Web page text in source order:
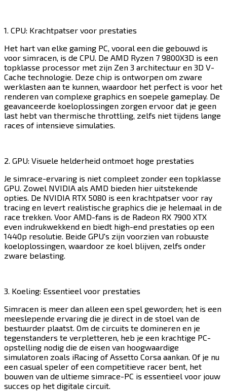
1. CPU: Krachtpatser voor prestaties​​​​‌ ‍ ​‍​‍‌‍ ‌ ​‍‌‍‍‌‌‍‌ ‌‍‍‌‌‍ ‍​‍​‍​ ‍‍​‍​‍‌ ​ ‌‍​‌‌‍ ‍‌‍‍‌‌ ‌​‌ ‍‌​‍ ‍‌‍‍‌‌‍ ​‍​‍​‍ ​​‍​‍‌‍‍​‌ ​‍‌‍‌‌‌‍‌‍​‍​‍​ ‍‍​‍​‍​‍ ‌‍​‌‌‍‌​‌‍ ‌‌‍‍‌‌‍ ‍​‍ ‌‍‍‌‌‍ ‍‌ ‌​‌‍‌‌‌‍ ‍‌ ‌​​‍ ‌‍‌‌‌‍‌​‌‍‍‌‌ ‌​​‍ ‌‍ ‌‌‍ ‌‍‌​‌‍‌‌​ ‌‌ ​​‌ ​‍‌‍‌‌‌ ​ ‌‍‌‌‌‍ ‍‌ ‌​‌‍​‌‌ ‌​‌‍‍‌‌‍ ‌‍ ‍​ ‍ ‌‍‍‌‌‍‌​​ ‌​ ‌​​ ​​​ ​‍​ ‍​‌‍​ ​ ‌‍​ ‌‍‌‍​‍​‍ ‌‌‍​‌​ ‌‌​ ‌ ‌‍‌‌​‍ ‌​ ‌​​ ‌‍​ ‌‍​ ​‌​‍ ‌​ ‍​‌‍​‍​ ‍‌​ ‍​​‍ ‌‌‍​‍​ ‍​​ ‍​‌‍‌‍​ ​ ​ ​​​ ​​​ ‍​​ ‌​​ ​​‌‍​ ​ ‍​​ ‍ ‌ ‌​‌ ‍‌‌ ​​‌‍‌‌​ ‌‌‍​‍‌ ‌‌‌‍‍‌‌‍ ​‌‍‌​​ ‍ ‌ ​​‌‍​‌‌ ‌​‌‍‍​​ ‌‌‍‍‌​ ​‌​ ‍​‌‍ ‍‌‌ ‌‍ ​‌‍ ‌‍ ‍‌‍‌ ‌‌ ‌‍‌​‌‍‌‌‌ ​ ‌‍​ ​‍‌‌​ ‌‌‌​​‍‌‌ ‌‍‍ ‌‍‌‌‌ ‍‌​‍‌‌​ ​ ‌​‌​​‍‌‌​ ​ ‌​‌​​‍‌‌​ ​‍​ ​‍‌‍ ‍‌‍ ​​‍‌‌​ ​‍​ ​‍​‍‌‌​ ‌‌‌​‌​​‍ ‍‌ ‌‍‌‍​‌‌‍ ​‌ ‌‌‌‍‌‌​‍‌‌​ ‌‌‌​​‍‌‌ ‌‍‍ ‌‍‌‌‌ ‍‌​‍‌‌​ ​ ‌​‌​​‍‌‌​ ​ ‌​‌​​‍‌‌​ ​‍​ ​‍​ ‍​‌‍​‍​ ‌​​ ‌‌​ ‍​​ ‍‌‌‍‌​​ ‍​​ ​​‌‍‌‌​ ​ ​ ‌​​‍‌‌​ ​‍​ ​‍​‍‌‌​ ‌‌‌​‌​​‍ ‍‌‍​ ‌‍‍​‌‍‍‌‌‍ ​‌‍‌​‌ ​‍‌‍‌‌‌‍ ‍​‍‌‌​ ‌‌‌​​‍‌‌ ‌‍‍ ‌‍‌‌‌ ‍‌​‍‌‌​ ​ ‌​‌​​‍‌‌​ ​ ‌​‌​​‍‌‌​ ​‍​ ​‍​ ​ ‌‍‌​​ ‌​​ ‌‌​ ​​‌‍​‌‌‍‌‍‌‍‌‌​ ‌‌​ ​​‌‍​‌​ ‍‌​‍‌‌​ ​‍​ ​‍​‍‌‌​ ‌‌‌​‌​​‍ ‍‌ ‌​‌‍‌‌‌ ‍​‌ ‌​​ ‌‍​‍‌‍​‌‌ ​ ‌‍‌‌‌‌‌‌‌ ​‍‌‍ ​​ ‌​‍‌‌​ ​‍‌​‌‍‌‍​‌‌‍‌​‌‍ ‌‌‍‍‌‌‍ ‍​‍‌‍‌‍‍‌‌‍‌​​ ‌​ ‌​​ ​​​ ​‍​ ‍​‌‍​ ​ ‌‍​ ‌‍‌‍​‍​‍ ‌‌‍​‌​ ‌‌​ ‌ ‌‍‌‌​‍ ‌​ ‌​​ ‌‍​ ‌‍​ ​‌​‍ ‌​ ‍​‌‍​‍​ ‍‌​ ‍​​‍ ‌‌‍​‍​ ‍​​ ‍​‌‍‌‍​ ​ ​ ​​​ ​​​ ‍​​ ‌​​ ​​‌‍​ ​ ‍​​‍‌‍‌ ‌​‌ ‍‌‌ ​​‌‍‌‌​ ‌‌‍​‍‌ ‌‌‌‍‍‌‌‍ ​‌‍‌​​‍‌‍‌ ​​‌‍​‌‌ ‌​‌‍‍​​ ‌‌‍‍‌​ ​‌​ ‍​‌‍ ‍‌‌ ‌‍ ​‌‍ ‌‍ ‍‌‍‌ ‌‌ ‌‍‌​‌‍‌‌‌ ​ ‌‍​ ​‍‌‌​ ‌‌‌​​‍‌‌ ‌‍‍ ‌‍‌‌‌ ‍‌​‍‌‌​ ​ ‌​‌​​‍‌‌​ ​ ‌​‌​​‍‌‌​ ​‍​ ​‍‌‍ ‍‌‍ ​​‍‌‌​ ​‍​ ​‍​‍‌‌​ ‌‌‌​‌​​‍ ‍‌ ‌‍‌‍​‌‌‍ ​‌ ‌‌‌‍‌‌​‍‌‌​ ‌‌‌​​‍‌‌ ‌‍‍ ‌‍‌‌‌ ‍‌​‍‌‌​ ​ ‌​‌​​‍‌‌​ ​ ‌​‌​​‍‌‌​ ​‍​ ​‍​ ‍​‌‍​‍​ ‌​​ ‌‌​ ‍​​ ‍‌‌‍‌​​ ‍​​ ​​‌‍‌‌​ ​ ​ ‌​​‍‌‌​ ​‍​ ​‍​‍‌‌​ ‌‌‌​‌​​‍ ‍‌‍​ ‌‍‍​‌‍‍‌‌‍ ​‌‍‌​‌ ​‍‌‍‌‌‌‍ ‍​‍‌‌​ ‌‌‌​​‍‌‌ ‌‍‍ ‌‍‌‌‌ ‍‌​‍‌‌​ ​ ‌​‌​​‍‌‌​ ​ ‌​‌​​‍‌‌​ ​‍​ ​‍​ ​ ‌‍‌​​ ‌​​ ‌‌​ ​​‌‍​‌‌‍‌‍‌‍‌‌​ ‌‌​ ​​‌‍​‌​ ‍‌​‍‌‌​ ​‍​ ​‍​‍‌‌​ ‌‌‌​‌​​‍ ‍‌ ‌​‌‍‌‌‌ ‍​‌ ‌​​‍‌‍‌ ​​‌‍‌‌‌ ​‍‌ ​ ‌ ​​‌‍‌‌‌‍​ ‌ ‌​‌‍‍‌‌ ‌‍‌‍‌‌​ ‌‌ ​​‌ ‌‌‌‍​‍‌‍ ​‌‍‍‌‌ ​ ‌‍‍​‌‍‌‌‌‍‌​​‍​‍‌ ‌
Het hart van elke gaming PC, vooral een die gebouwd is
voor simracen, is de CPU. De AMD Ryzen 7 9800X3D is een
topklasse processor met zijn Zen 3 architectuur en 3D V-
Cache technologie. Deze chip is ontworpen om zware
werklasten aan te kunnen, waardoor het perfect is voor het
renderen van complexe graphics en soepele gameplay. De
geavanceerde koeloplossingen zorgen ervoor dat je geen
last hebt van thermische throttling, zelfs niet tijdens lange
races of intensieve simulaties.​​​​‌ ‍ ​‍​‍‌‍ ‌ ​‍‌‍‍‌‌‍‌ ‌‍‍‌‌‍ ‍​‍​‍​ ‍‍​‍​‍‌ ​ ‌‍​‌‌‍ ‍‌‍‍‌‌ ‌​‌ ‍‌​‍ ‍‌‍‍‌‌‍ ​‍​‍​‍ ​​‍​‍‌‍‍​‌ ​‍‌‍‌‌‌‍‌‍​‍​‍​ ‍‍​‍​‍​‍ ‌‍​‌‌‍‌​‌‍ ‌‌‍‍‌‌‍ ‍​‍ ‌‍‍‌‌‍ ‍‌ ‌​‌‍‌‌‌‍ ‍‌ ‌​​‍ ‌‍‌‌‌‍‌​‌‍‍‌‌ ‌​​‍ ‌‍ ‌‌‍ ‌‍‌​‌‍‌‌​ ‌‌ ​​‌ ​‍‌‍‌‌‌ ​ ‌‍‌‌‌‍ ‍‌ ‌​‌‍​‌‌ ‌​‌‍‍‌‌‍ ‌‍ ‍​ ‍ ‌‍‍‌‌‍‌​​ ‌​ ‌​​ ​​​ ​‍​ ‍​‌‍​ ​ ‌‍​ ‌‍‌‍​‍​‍ ‌‌‍​‌​ ‌‌​ ‌ ‌‍‌‌​‍ ‌​ ‌​​ ‌‍​ ‌‍​ ​‌​‍ ‌​ ‍​‌‍​‍​ ‍‌​ ‍​​‍ ‌‌‍​‍​ ‍​​ ‍​‌‍‌‍​ ​ ​ ​​​ ​​​ ‍​​ ‌​​ ​​‌‍​ ​ ‍​​ ‍ ‌ ‌​‌ ‍‌‌ ​​‌‍‌‌​ ‌‌‍​‍‌ ‌‌‌‍‍‌‌‍ ​‌‍‌​​ ‍ ‌ ​​‌‍​‌‌ ‌​‌‍‍​​ ‌‌‍‍‌​ ​‌​ ‍​‌‍ ‍‌‌ ‌‍ ​‌‍ ‌‍ ‍‌‍‌ ‌‌ ‌‍‌​‌‍‌‌‌ ​ ‌‍​ ​‍‌‌​ ‌‌‌​​‍‌‌ ‌‍‍ ‌‍‌‌‌ ‍‌​‍‌‌​ ​ ‌​‌​​‍‌‌​ ​ ‌​‌​​‍‌‌​ ​‍​ ​‍‌‍ ‍‌‍ ​​‍‌‌​ ​‍​ ​‍​‍‌‌​ ‌‌‌​‌​​‍ ‍‌ ‌‍‌‍​‌‌‍ ​‌ ‌‌‌‍‌‌​‍‌‌​ ‌‌‌​​‍‌‌ ‌‍‍ ‌‍‌‌‌ ‍‌​‍‌‌​ ​ ‌​‌​​‍‌‌​ ​ ‌​‌​​‍‌‌​ ​‍​ ​‍‌‍‌‍‌‍​ ​ ‍‌‌‍‌​‌‍​ ​ ‌​‌‍​‌‌‍​ ‌‍​‌​ ​ ​ ‌​​ ‍‌​‍‌‌​ ​‍​ ​‍​‍‌‌​ ‌‌‌​‌​​‍ ‍‌‍​ ‌‍‍​‌‍‍‌‌‍ ​‌‍‌​‌ ​‍‌‍‌‌‌‍ ‍​‍‌‌​ ‌‌‌​​‍‌‌ ‌‍‍ ‌‍‌‌‌ ‍‌​‍‌‌​ ​ ‌​‌​​‍‌‌​ ​ ‌​‌​​‍‌‌​ ​‍​ ​‍​ ‍​​ ‌ ‌‍‌​‌‍​‍​ ​‌‌‍​‌​ ​‍​ ​ ​ ​ ‌‍​‌‌‍​‍​ ​‌​‍‌‌​ ​‍​ ​‍​‍‌‌​ ‌‌‌​‌​​‍ ‍‌ ‌​‌‍‌‌‌ ‍​‌ ‌​​ ‌‍​‍‌‍​‌‌ ​ ‌‍‌‌‌‌‌‌‌ ​‍‌‍ ​​ ‌​‍‌‌​ ​‍‌​‌‍‌‍​‌‌‍‌​‌‍ ‌‌‍‍‌‌‍ ‍​‍‌‍‌‍‍‌‌‍‌​​ ‌​ ‌​​ ​​​ ​‍​ ‍​‌‍​ ​ ‌‍​ ‌‍‌‍​‍​‍ ‌‌‍​‌​ ‌‌​ ‌ ‌‍‌‌​‍ ‌​ ‌​​ ‌‍​ ‌‍​ ​‌​‍ ‌​ ‍​‌‍​‍​ ‍‌​ ‍​​‍ ‌‌‍​‍​ ‍​​ ‍​‌‍‌‍​ ​ ​ ​​​ ​​​ ‍​​ ‌​​ ​​‌‍​ ​ ‍​​‍‌‍‌ ‌​‌ ‍‌‌ ​​‌‍‌‌​ ‌‌‍​‍‌ ‌‌‌‍‍‌‌‍ ​‌‍‌​​‍‌‍‌ ​​‌‍​‌‌ ‌​‌‍‍​​ ‌‌‍‍‌​ ​‌​ ‍​‌‍ ‍‌‌ ‌‍ ​‌‍ ‌‍ ‍‌‍‌ ‌‌ ‌‍‌​‌‍‌‌‌ ​ ‌‍​ ​‍‌‌​ ‌‌‌​​‍‌‌ ‌‍‍ ‌‍‌‌‌ ‍‌​‍‌‌​ ​ ‌​‌​​‍‌‌​ ​ ‌​‌​​‍‌‌​ ​‍​ ​‍‌‍ ‍‌‍ ​​‍‌‌​ ​‍​ ​‍​‍‌‌​ ‌‌‌​‌​​‍ ‍‌ ‌‍‌‍​‌‌‍ ​‌ ‌‌‌‍‌‌​‍‌‌​ ‌‌‌​​‍‌‌ ‌‍‍ ‌‍‌‌‌ ‍‌​‍‌‌​ ​ ‌​‌​​‍‌‌​ ​ ‌​‌​​‍‌‌​ ​‍​ ​‍‌‍‌‍‌‍​ ​ ‍‌‌‍‌​‌‍​ ​ ‌​‌‍​‌‌‍​ ‌‍​‌​ ​ ​ ‌​​ ‍‌​‍‌‌​ ​‍​ ​‍​‍‌‌​ ‌‌‌​‌​​‍ ‍‌‍​ ‌‍‍​‌‍‍‌‌‍ ​‌‍‌​‌ ​‍‌‍‌‌‌‍ ‍​‍‌‌​ ‌‌‌​​‍‌‌ ‌‍‍ ‌‍‌‌‌ ‍‌​‍‌‌​ ​ ‌​‌​​‍‌‌​ ​ ‌​‌​​‍‌‌​ ​‍​ ​‍​ ‍​​ ‌ ‌‍‌​‌‍​‍​ ​‌‌‍​‌​ ​‍​ ​ ​ ​ ‌‍​‌‌‍​‍​ ​‌​‍‌‌​ ​‍​ ​‍​‍‌‌​ ‌‌‌​‌​​‍ ‍‌ ‌​‌‍‌‌‌ ‍​‌ ‌​​‍‌‍‌ ​​‌‍‌‌‌ ​‍‌ ​ ‌ ​​‌‍‌‌‌‍​ ‌ ‌​‌‍‍‌‌ ‌‍‌‍‌‌​ ‌‌ ​​‌ ‌‌‌‍​‍‌‍ ​‌‍‍‌‌ ​ ‌‍‍​‌‍‌‌‌‍‌​​‍​‍‌ ‌
2. GPU: Visuele helderheid ontmoet hoge prestaties​​​​‌ ‍ ​‍​‍‌‍ ‌ ​‍‌‍‍‌‌‍‌ ‌‍‍‌‌‍ ‍​‍​‍​ ‍‍​‍​‍‌ ​ ‌‍​‌‌‍ ‍‌‍‍‌‌ ‌​‌ ‍‌​‍ ‍‌‍‍‌‌‍ ​‍​‍​‍ ​​‍​‍‌‍‍​‌ ​‍‌‍‌‌‌‍‌‍​‍​‍​ ‍‍​‍​‍​‍ ‌‍​‌‌‍‌​‌‍ ‌‌‍‍‌‌‍ ‍​‍ ‌‍‍‌‌‍ ‍‌ ‌​‌‍‌‌‌‍ ‍‌ ‌​​‍ ‌‍‌‌‌‍‌​‌‍‍‌‌ ‌​​‍ ‌‍ ‌‌‍ ‌‍‌​‌‍‌‌​ ‌‌ ​​‌ ​‍‌‍‌‌‌ ​ ‌‍‌‌‌‍ ‍‌ ‌​‌‍​‌‌ ‌​‌‍‍‌‌‍ ‌‍ ‍​ ‍ ‌‍‍‌‌‍‌​​ ‌​ ‌​​ ​​​ ​‍​ ‍​‌‍​ ​ ‌‍​ ‌‍‌‍​‍​‍ ‌‌‍​‌​ ‌‌​ ‌ ‌‍‌‌​‍ ‌​ ‌​​ ‌‍​ ‌‍​ ​‌​‍ ‌​ ‍​‌‍​‍​ ‍‌​ ‍​​‍ ‌‌‍​‍​ ‍​​ ‍​‌‍‌‍​ ​ ​ ​​​ ​​​ ‍​​ ‌​​ ​​‌‍​ ​ ‍​​ ‍ ‌ ‌​‌ ‍‌‌ ​​‌‍‌‌​ ‌‌‍​‍‌ ‌‌‌‍‍‌‌‍ ​‌‍‌​​ ‍ ‌ ​​‌‍​‌‌ ‌​‌‍‍​​ ‌‌‍‍‌​ ​‌​ ‍​‌‍ ‍‌‌ ‌‍ ​‌‍ ‌‍ ‍‌‍‌ ‌‌ ‌‍‌​‌‍‌‌‌ ​ ‌‍​ ​‍‌‌​ ‌‌‌​​‍‌‌ ‌‍‍ ‌‍‌‌‌ ‍‌​‍‌‌​ ​ ‌​‌​​‍‌‌​ ​ ‌​‌​​‍‌‌​ ​‍​ ​‍‌‍ ‍‌‍ ​​‍‌‌​ ​‍​ ​‍​‍‌‌​ ‌‌‌​‌​​‍ ‍‌ ‌‍‌‍​‌‌‍ ​‌ ‌‌‌‍‌‌​‍‌‌​ ‌‌‌​​‍‌‌ ‌‍‍ ‌‍‌‌‌ ‍‌​‍‌‌​ ​ ‌​‌​​‍‌‌​ ​ ‌​‌​​‍‌‌​ ​‍​ ​‍​ ‍​​ ‌ ‌‍​ ​ ‌​​ ​ ​ ‍​‌‍‌​​ ‌ ​ ‍‌‌‍‌‌​ ‍​​ ​‌​‍‌‌​ ​‍​ ​‍​‍‌‌​ ‌‌‌​‌​​‍ ‍‌‍​ ‌‍‍​‌‍‍‌‌‍ ​‌‍‌​‌ ​‍‌‍‌‌‌‍ ‍​‍‌‌​ ‌‌‌​​‍‌‌ ‌‍‍ ‌‍‌‌‌ ‍‌​‍‌‌​ ​ ‌​‌​​‍‌‌​ ​ ‌​‌​​‍‌‌​ ​‍​ ​‍‌‍​‍‌‍​‌‌‍​‌​ ‍​‌‍​‌​ ​​​ ​‌​ ‌‌​ ‍‌​ ‌ ​ ​ ​ ‍‌​‍‌‌​ ​‍​ ​‍​‍‌‌​ ‌‌‌​‌​​‍ ‍‌ ‌​‌‍‌‌‌ ‍​‌ ‌​​ ‌‍​‍‌‍​‌‌ ​ ‌‍‌‌‌‌‌‌‌ ​‍‌‍ ​​ ‌​‍‌‌​ ​‍‌​‌‍‌‍​‌‌‍‌​‌‍ ‌‌‍‍‌‌‍ ‍​‍‌‍‌‍‍‌‌‍‌​​ ‌​ ‌​​ ​​​ ​‍​ ‍​‌‍​ ​ ‌‍​ ‌‍‌‍​‍​‍ ‌‌‍​‌​ ‌‌​ ‌ ‌‍‌‌​‍ ‌​ ‌​​ ‌‍​ ‌‍​ ​‌​‍ ‌​ ‍​‌‍​‍​ ‍‌​ ‍​​‍ ‌‌‍​‍​ ‍​​ ‍​‌‍‌‍​ ​ ​ ​​​ ​​​ ‍​​ ‌​​ ​​‌‍​ ​ ‍​​‍‌‍‌ ‌​‌ ‍‌‌ ​​‌‍‌‌​ ‌‌‍​‍‌ ‌‌‌‍‍‌‌‍ ​‌‍‌​​‍‌‍‌ ​​‌‍​‌‌ ‌​‌‍‍​​ ‌‌‍‍‌​ ​‌​ ‍​‌‍ ‍‌‌ ‌‍ ​‌‍ ‌‍ ‍‌‍‌ ‌‌ ‌‍‌​‌‍‌‌‌ ​ ‌‍​ ​‍‌‌​ ‌‌‌​​‍‌‌ ‌‍‍ ‌‍‌‌‌ ‍‌​‍‌‌​ ​ ‌​‌​​‍‌‌​ ​ ‌​‌​​‍‌‌​ ​‍​ ​‍‌‍ ‍‌‍ ​​‍‌‌​ ​‍​ ​‍​‍‌‌​ ‌‌‌​‌​​‍ ‍‌ ‌‍‌‍​‌‌‍ ​‌ ‌‌‌‍‌‌​‍‌‌​ ‌‌‌​​‍‌‌ ‌‍‍ ‌‍‌‌‌ ‍‌​‍‌‌​ ​ ‌​‌​​‍‌‌​ ​ ‌​‌​​‍‌‌​ ​‍​ ​‍​ ‍​​ ‌ ‌‍​ ​ ‌​​ ​ ​ ‍​‌‍‌​​ ‌ ​ ‍‌‌‍‌‌​ ‍​​ ​‌​‍‌‌​ ​‍​ ​‍​‍‌‌​ ‌‌‌​‌​​‍ ‍‌‍​ ‌‍‍​‌‍‍‌‌‍ ​‌‍‌​‌ ​‍‌‍‌‌‌‍ ‍​‍‌‌​ ‌‌‌​​‍‌‌ ‌‍‍ ‌‍‌‌‌ ‍‌​‍‌‌​ ​ ‌​‌​​‍‌‌​ ​ ‌​‌​​‍‌‌​ ​‍​ ​‍‌‍​‍‌‍​‌‌‍​‌​ ‍​‌‍​‌​ ​​​ ​‌​ ‌‌​ ‍‌​ ‌ ​ ​ ​ ‍‌​‍‌‌​ ​‍​ ​‍​‍‌‌​ ‌‌‌​‌​​‍ ‍‌ ‌​‌‍‌‌‌ ‍​‌ ‌​​‍‌‍‌ ​​‌‍‌‌‌ ​‍‌ ​ ‌ ​​‌‍‌‌‌‍​ ‌ ‌​‌‍‍‌‌ ‌‍‌‍‌‌​ ‌‌ ​​‌ ‌‌‌‍​‍‌‍ ​‌‍‍‌‌ ​ ‌‍‍​‌‍‌‌‌‍‌​​‍​‍‌ ‌
Je simrace-ervaring is niet compleet zonder een topklasse
GPU. Zowel NVIDIA als AMD bieden hier uitstekende
opties. De NVIDIA RTX 5080 is een krachtpatser voor ray
tracing en levert realistische graphics die je helemaal in de
race trekken. Voor AMD-fans is de Radeon RX 7900 XTX
even indrukwekkend en biedt high-end prestaties op een
1440p resolutie. Beide GPU's zijn voorzien van robuuste
koeloplossingen, waardoor ze koel blijven, zelfs onder
zware belasting.​​​​‌ ‍ ​‍​‍‌‍ ‌ ​‍‌‍‍‌‌‍‌ ‌‍‍‌‌‍ ‍​‍​‍​ ‍‍​‍​‍‌ ​ ‌‍​‌‌‍ ‍‌‍‍‌‌ ‌​‌ ‍‌​‍ ‍‌‍‍‌‌‍ ​‍​‍​‍ ​​‍​‍‌‍‍​‌ ​‍‌‍‌‌‌‍‌‍​‍​‍​ ‍‍​‍​‍​‍ ‌‍​‌‌‍‌​‌‍ ‌‌‍‍‌‌‍ ‍​‍ ‌‍‍‌‌‍ ‍‌ ‌​‌‍‌‌‌‍ ‍‌ ‌​​‍ ‌‍‌‌‌‍‌​‌‍‍‌‌ ‌​​‍ ‌‍ ‌‌‍ ‌‍‌​‌‍‌‌​ ‌‌ ​​‌ ​‍‌‍‌‌‌ ​ ‌‍‌‌‌‍ ‍‌ ‌​‌‍​‌‌ ‌​‌‍‍‌‌‍ ‌‍ ‍​ ‍ ‌‍‍‌‌‍‌​​ ‌​ ‌​​ ​​​ ​‍​ ‍​‌‍​ ​ ‌‍​ ‌‍‌‍​‍​‍ ‌‌‍​‌​ ‌‌​ ‌ ‌‍‌‌​‍ ‌​ ‌​​ ‌‍​ ‌‍​ ​‌​‍ ‌​ ‍​‌‍​‍​ ‍‌​ ‍​​‍ ‌‌‍​‍​ ‍​​ ‍​‌‍‌‍​ ​ ​ ​​​ ​​​ ‍​​ ‌​​ ​​‌‍​ ​ ‍​​ ‍ ‌ ‌​‌ ‍‌‌ ​​‌‍‌‌​ ‌‌‍​‍‌ ‌‌‌‍‍‌‌‍ ​‌‍‌​​ ‍ ‌ ​​‌‍​‌‌ ‌​‌‍‍​​ ‌‌‍‍‌​ ​‌​ ‍​‌‍ ‍‌‌ ‌‍ ​‌‍ ‌‍ ‍‌‍‌ ‌‌ ‌‍‌​‌‍‌‌‌ ​ ‌‍​ ​‍‌‌​ ‌‌‌​​‍‌‌ ‌‍‍ ‌‍‌‌‌ ‍‌​‍‌‌​ ​ ‌​‌​​‍‌‌​ ​ ‌​‌​​‍‌‌​ ​‍​ ​‍‌‍ ‍‌‍ ​​‍‌‌​ ​‍​ ​‍​‍‌‌​ ‌‌‌​‌​​‍ ‍‌ ‌‍‌‍​‌‌‍ ​‌ ‌‌‌‍‌‌​‍‌‌​ ‌‌‌​​‍‌‌ ‌‍‍ ‌‍‌‌‌ ‍‌​‍‌‌​ ​ ‌​‌​​‍‌‌​ ​ ‌​‌​​‍‌‌​ ​‍​ ​‍‌‍​‌‌‍‌​‌‍​‍​ ​‌​ ‌ ​ ​‌‌‍‌‌‌‍​ ​ ‍‌​ ​ ​ ‍​‌‍​‌​‍‌‌​ ​‍​ ​‍​‍‌‌​ ‌‌‌​‌​​‍ ‍‌‍​ ‌‍‍​‌‍‍‌‌‍ ​‌‍‌​‌ ​‍‌‍‌‌‌‍ ‍​‍‌‌​ ‌‌‌​​‍‌‌ ‌‍‍ ‌‍‌‌‌ ‍‌​‍‌‌​ ​ ‌​‌​​‍‌‌​ ​ ‌​‌​​‍‌‌​ ​‍​ ​‍‌‍‌​​ ‍​​ ‌​‌‍​ ​ ‌ ​ ​ ‌‍‌‌‌‍‌‌​ ‌​​ ​‍​ ‍​‌‍‌‌​‍‌‌​ ​‍​ ​‍​‍‌‌​ ‌‌‌​‌​​‍ ‍‌ ‌​‌‍‌‌‌ ‍​‌ ‌​​ ‌‍​‍‌‍​‌‌ ​ ‌‍‌‌‌‌‌‌‌ ​‍‌‍ ​​ ‌​‍‌‌​ ​‍‌​‌‍‌‍​‌‌‍‌​‌‍ ‌‌‍‍‌‌‍ ‍​‍‌‍‌‍‍‌‌‍‌​​ ‌​ ‌​​ ​​​ ​‍​ ‍​‌‍​ ​ ‌‍​ ‌‍‌‍​‍​‍ ‌‌‍​‌​ ‌‌​ ‌ ‌‍‌‌​‍ ‌​ ‌​​ ‌‍​ ‌‍​ ​‌​‍ ‌​ ‍​‌‍​‍​ ‍‌​ ‍​​‍ ‌‌‍​‍​ ‍​​ ‍​‌‍‌‍​ ​ ​ ​​​ ​​​ ‍​​ ‌​​ ​​‌‍​ ​ ‍​​‍‌‍‌ ‌​‌ ‍‌‌ ​​‌‍‌‌​ ‌‌‍​‍‌ ‌‌‌‍‍‌‌‍ ​‌‍‌​​‍‌‍‌ ​​‌‍​‌‌ ‌​‌‍‍​​ ‌‌‍‍‌​ ​‌​ ‍​‌‍ ‍‌‌ ‌‍ ​‌‍ ‌‍ ‍‌‍‌ ‌‌ ‌‍‌​‌‍‌‌‌ ​ ‌‍​ ​‍‌‌​ ‌‌‌​​‍‌‌ ‌‍‍ ‌‍‌‌‌ ‍‌​‍‌‌​ ​ ‌​‌​​‍‌‌​ ​ ‌​‌​​‍‌‌​ ​‍​ ​‍‌‍ ‍‌‍ ​​‍‌‌​ ​‍​ ​‍​‍‌‌​ ‌‌‌​‌​​‍ ‍‌ ‌‍‌‍​‌‌‍ ​‌ ‌‌‌‍‌‌​‍‌‌​ ‌‌‌​​‍‌‌ ‌‍‍ ‌‍‌‌‌ ‍‌​‍‌‌​ ​ ‌​‌​​‍‌‌​ ​ ‌​‌​​‍‌‌​ ​‍​ ​‍‌‍​‌‌‍‌​‌‍​‍​ ​‌​ ‌ ​ ​‌‌‍‌‌‌‍​ ​ ‍‌​ ​ ​ ‍​‌‍​‌​‍‌‌​ ​‍​ ​‍​‍‌‌​ ‌‌‌​‌​​‍ ‍‌‍​ ‌‍‍​‌‍‍‌‌‍ ​‌‍‌​‌ ​‍‌‍‌‌‌‍ ‍​‍‌‌​ ‌‌‌​​‍‌‌ ‌‍‍ ‌‍‌‌‌ ‍‌​‍‌‌​ ​ ‌​‌​​‍‌‌​ ​ ‌​‌​​‍‌‌​ ​‍​ ​‍‌‍‌​​ ‍​​ ‌​‌‍​ ​ ‌ ​ ​ ‌‍‌‌‌‍‌‌​ ‌​​ ​‍​ ‍​‌‍‌‌​‍‌‌​ ​‍​ ​‍​‍‌‌​ ‌‌‌​‌​​‍ ‍‌ ‌​‌‍‌‌‌ ‍​‌ ‌​​‍‌‍‌ ​​‌‍‌‌‌ ​‍‌ ​ ‌ ​​‌‍‌‌‌‍​ ‌ ‌​‌‍‍‌‌ ‌‍‌‍‌‌​ ‌‌ ​​‌ ‌‌‌‍​‍‌‍ ​‌‍‍‌‌ ​ ‌‍‍​‌‍‌‌‌‍‌​​‍​‍‌ ‌
3. Koeling: Essentieel voor prestaties​​​​‌ ‍ ​‍​‍‌‍ ‌ ​‍‌‍‍‌‌‍‌ ‌‍‍‌‌‍ ‍​‍​‍​ ‍‍​‍​‍‌ ​ ‌‍​‌‌‍ ‍‌‍‍‌‌ ‌​‌ ‍‌​‍ ‍‌‍‍‌‌‍ ​‍​‍​‍ ​​‍​‍‌‍‍​‌ ​‍‌‍‌‌‌‍‌‍​‍​‍​ ‍‍​‍​‍​‍ ‌‍​‌‌‍‌​‌‍ ‌‌‍‍‌‌‍ ‍​‍ ‌‍‍‌‌‍ ‍‌ ‌​‌‍‌‌‌‍ ‍‌ ‌​​‍ ‌‍‌‌‌‍‌​‌‍‍‌‌ ‌​​‍ ‌‍ ‌‌‍ ‌‍‌​‌‍‌‌​ ‌‌ ​​‌ ​‍‌‍‌‌‌ ​ ‌‍‌‌‌‍ ‍‌ ‌​‌‍​‌‌ ‌​‌‍‍‌‌‍ ‌‍ ‍​ ‍ ‌‍‍‌‌‍‌​​ ‌​ ‌​​ ​​​ ​‍​ ‍​‌‍​ ​ ‌‍​ ‌‍‌‍​‍​‍ ‌‌‍​‌​ ‌‌​ ‌ ‌‍‌‌​‍ ‌​ ‌​​ ‌‍​ ‌‍​ ​‌​‍ ‌​ ‍​‌‍​‍​ ‍‌​ ‍​​‍ ‌‌‍​‍​ ‍​​ ‍​‌‍‌‍​ ​ ​ ​​​ ​​​ ‍​​ ‌​​ ​​‌‍​ ​ ‍​​ ‍ ‌ ‌​‌ ‍‌‌ ​​‌‍‌‌​ ‌‌‍​‍‌ ‌‌‌‍‍‌‌‍ ​‌‍‌​​ ‍ ‌ ​​‌‍​‌‌ ‌​‌‍‍​​ ‌‌‍‍‌​ ​‌​ ‍​‌‍ ‍‌‌ ‌‍ ​‌‍ ‌‍ ‍‌‍‌ ‌‌ ‌‍‌​‌‍‌‌‌ ​ ‌‍​ ​‍‌‌​ ‌‌‌​​‍‌‌ ‌‍‍ ‌‍‌‌‌ ‍‌​‍‌‌​ ​ ‌​‌​​‍‌‌​ ​ ‌​‌​​‍‌‌​ ​‍​ ​‍‌‍ ‍‌‍ ​​‍‌‌​ ​‍​ ​‍​‍‌‌​ ‌‌‌​‌​​‍ ‍‌ ‌‍‌‍​‌‌‍ ​‌ ‌‌‌‍‌‌​‍‌‌​ ‌‌‌​​‍‌‌ ‌‍‍ ‌‍‌‌‌ ‍‌​‍‌‌​ ​ ‌​‌​​‍‌‌​ ​ ‌​‌​​‍‌‌​ ​‍​ ​‍​ ‌‍​ ‌ ​ ‌‌‌‍​‍​ ‌ ‌‍​ ​ ‌​​ ​‌​ ‍‌​ ​‍​ ​‌​ ​‍​‍‌‌​ ​‍​ ​‍​‍‌‌​ ‌‌‌​‌​​‍ ‍‌‍​ ‌‍‍​‌‍‍‌‌‍ ​‌‍‌​‌ ​‍‌‍‌‌‌‍ ‍​‍‌‌​ ‌‌‌​​‍‌‌ ‌‍‍ ‌‍‌‌‌ ‍‌​‍‌‌​ ​ ‌​‌​​‍‌‌​ ​ ‌​‌​​‍‌‌​ ​‍​ ​‍​ ‍‌‌‍‌‌​ ​ ​ ‍‌‌‍​ ​ ​‌​ ‌​​ ​ ‌‍​‌​ ​‌‌‍​‌​ ‍​​‍‌‌​ ​‍​ ​‍​‍‌‌​ ‌‌‌​‌​​‍ ‍‌ ‌​‌‍‌‌‌ ‍​‌ ‌​​ ‌‍​‍‌‍​‌‌ ​ ‌‍‌‌‌‌‌‌‌ ​‍‌‍ ​​ ‌​‍‌‌​ ​‍‌​‌‍‌‍​‌‌‍‌​‌‍ ‌‌‍‍‌‌‍ ‍​‍‌‍‌‍‍‌‌‍‌​​ ‌​ ‌​​ ​​​ ​‍​ ‍​‌‍​ ​ ‌‍​ ‌‍‌‍​‍​‍ ‌‌‍​‌​ ‌‌​ ‌ ‌‍‌‌​‍ ‌​ ‌​​ ‌‍​ ‌‍​ ​‌​‍ ‌​ ‍​‌‍​‍​ ‍‌​ ‍​​‍ ‌‌‍​‍​ ‍​​ ‍​‌‍‌‍​ ​ ​ ​​​ ​​​ ‍​​ ‌​​ ​​‌‍​ ​ ‍​​‍‌‍‌ ‌​‌ ‍‌‌ ​​‌‍‌‌​ ‌‌‍​‍‌ ‌‌‌‍‍‌‌‍ ​‌‍‌​​‍‌‍‌ ​​‌‍​‌‌ ‌​‌‍‍​​ ‌‌‍‍‌​ ​‌​ ‍​‌‍ ‍‌‌ ‌‍ ​‌‍ ‌‍ ‍‌‍‌ ‌‌ ‌‍‌​‌‍‌‌‌ ​ ‌‍​ ​‍‌‌​ ‌‌‌​​‍‌‌ ‌‍‍ ‌‍‌‌‌ ‍‌​‍‌‌​ ​ ‌​‌​​‍‌‌​ ​ ‌​‌​​‍‌‌​ ​‍​ ​‍‌‍ ‍‌‍ ​​‍‌‌​ ​‍​ ​‍​‍‌‌​ ‌‌‌​‌​​‍ ‍‌ ‌‍‌‍​‌‌‍ ​‌ ‌‌‌‍‌‌​‍‌‌​ ‌‌‌​​‍‌‌ ‌‍‍ ‌‍‌‌‌ ‍‌​‍‌‌​ ​ ‌​‌​​‍‌‌​ ​ ‌​‌​​‍‌‌​ ​‍​ ​‍​ ‌‍​ ‌ ​ ‌‌‌‍​‍​ ‌ ‌‍​ ​ ‌​​ ​‌​ ‍‌​ ​‍​ ​‌​ ​‍​‍‌‌​ ​‍​ ​‍​‍‌‌​ ‌‌‌​‌​​‍ ‍‌‍​ ‌‍‍​‌‍‍‌‌‍ ​‌‍‌​‌ ​‍‌‍‌‌‌‍ ‍​‍‌‌​ ‌‌‌​​‍‌‌ ‌‍‍ ‌‍‌‌‌ ‍‌​‍‌‌​ ​ ‌​‌​​‍‌‌​ ​ ‌​‌​​‍‌‌​ ​‍​ ​‍​ ‍‌‌‍‌‌​ ​ ​ ‍‌‌‍​ ​ ​‌​ ‌​​ ​ ‌‍​‌​ ​‌‌‍​‌​ ‍​​‍‌‌​ ​‍​ ​‍​‍‌‌​ ‌‌‌​‌​​‍ ‍‌ ‌​‌‍‌‌‌ ‍​‌ ‌​​‍‌‍‌ ​​‌‍‌‌‌ ​‍‌ ​ ‌ ​​‌‍‌‌‌‍​ ‌ ‌​‌‍‍‌‌ ‌‍‌‍‌‌​ ‌‌ ​​‌ ‌‌‌‍​‍‌‍ ​‌‍‍‌‌ ​ ‌‍‍​‌‍‌‌‌‍‌​​‍​‍‌ ‌
Simracen is meer dan alleen een spel geworden; het is een
meeslepende ervaring die je direct in de stoel van de
bestuurder plaatst. Om de circuits te domineren en je
tegenstanders te verpletteren, heb je een krachtige PC-
opstelling nodig die de eisen van hoogwaardige
simulatoren zoals iRacing of Assetto Corsa aankan. Of je nu
een casual speler of een competitieve racer bent, het
bouwen van de ultieme simrace-PC is essentieel voor jouw
succes op het digitale circuit.​​​​‌ ‍ ​‍​‍‌‍ ‌ ​‍‌‍‍‌‌‍‌ ‌‍‍‌‌‍ ‍​‍​‍​ ‍‍​‍​‍‌ ​ ‌‍​‌‌‍ ‍‌‍‍‌‌ ‌​‌ ‍‌​‍ ‍‌‍‍‌‌‍ ​‍​‍​‍ ​​‍​‍‌‍‍​‌ ​‍‌‍‌‌‌‍‌‍​‍​‍​ ‍‍​‍​‍​‍ ‌‍​‌‌‍‌​‌‍ ‌‌‍‍‌‌‍ ‍​‍ ‌‍‍‌‌‍ ‍‌ ‌​‌‍‌‌‌‍ ‍‌ ‌​​‍ ‌‍‌‌‌‍‌​‌‍‍‌‌ ‌​​‍ ‌‍ ‌‌‍ ‌‍‌​‌‍‌‌​ ‌‌ ​​‌ ​‍‌‍‌‌‌ ​ ‌‍‌‌‌‍ ‍‌ ‌​‌‍​‌‌ ‌​‌‍‍‌‌‍ ‌‍ ‍​ ‍ ‌‍‍‌‌‍‌​​ ‌​ ‌​​ ​​​ ​‍​ ‍​‌‍​ ​ ‌‍​ ‌‍‌‍​‍​‍ ‌‌‍​‌​ ‌‌​ ‌ ‌‍‌‌​‍ ‌​ ‌​​ ‌‍​ ‌‍​ ​‌​‍ ‌​ ‍​‌‍​‍​ ‍‌​ ‍​​‍ ‌‌‍​‍​ ‍​​ ‍​‌‍‌‍​ ​ ​ ​​​ ​​​ ‍​​ ‌​​ ​​‌‍​ ​ ‍​​ ‍ ‌ ‌​‌ ‍‌‌ ​​‌‍‌‌​ ‌‌‍​‍‌ ‌‌‌‍‍‌‌‍ ​‌‍‌​​ ‍ ‌ ​​‌‍​‌‌ ‌​‌‍‍​​ ‌‌‍‍‌​ ​‌​ ‍​‌‍ ‍‌‌ ‌‍ ​‌‍ ‌‍ ‍‌‍‌ ‌‌ ‌‍‌​‌‍‌‌‌ ​ ‌‍​ ​‍‌‌​ ‌‌‌​​‍‌‌ ‌‍‍ ‌‍‌‌‌ ‍‌​‍‌‌​ ​ ‌​‌​​‍‌‌​ ​ ‌​‌​​‍‌‌​ ​‍​ ​‍‌‍ ‍‌‍ ​​‍‌‌​ ​‍​ ​‍​‍‌‌​ ‌‌‌​‌​​‍ ‍‌ ‌‍‌‍​‌‌‍ ​‌ ‌‌‌‍‌‌​‍‌‌​ ‌‌‌​​‍‌‌ ‌‍‍ ‌‍‌‌‌ ‍‌​‍‌‌​ ​ ‌​‌​​‍‌‌​ ​ ‌​‌​​‍‌‌​ ​‍​ ​‍‌‍‌​​ ​‍‌‍​ ​ ​‍‌‍‌‍​ ​ ​ ‍‌‌‍‌‍‌‍‌​‌‍​ ​ ‍‌‌‍​‍​‍‌‌​ ​‍​ ​‍​‍‌‌​ ‌‌‌​‌​​‍ ‍‌‍​ ‌‍‍​‌‍‍‌‌‍ ​‌‍‌​‌ ​‍‌‍‌‌‌‍ ‍​‍‌‌​ ‌‌‌​​‍‌‌ ‌‍‍ ‌‍‌‌‌ ‍‌​‍‌‌​ ​ ‌​‌​​‍‌‌​ ​ ‌​‌​​‍‌‌​ ​‍​ ​‍​ ​ ​ ​ ​ ‍‌​ ‍‌​ ‌‌‌‍​ ​ ‍‌​ ‌ ​ ‍​​ ‌ ​ ​ ‌‍​ ​‍‌‌​ ​‍​ ​‍​‍‌‌​ ‌‌‌​‌​​‍ ‍‌ ‌​‌‍‌‌‌ ‍​‌ ‌​​ ‌‍​‍‌‍​‌‌ ​ ‌‍‌‌‌‌‌‌‌ ​‍‌‍ ​​ ‌​‍‌‌​ ​‍‌​‌‍‌‍​‌‌‍‌​‌‍ ‌‌‍‍‌‌‍ ‍​‍‌‍‌‍‍‌‌‍‌​​ ‌​ ‌​​ ​​​ ​‍​ ‍​‌‍​ ​ ‌‍​ ‌‍‌‍​‍​‍ ‌‌‍​‌​ ‌‌​ ‌ ‌‍‌‌​‍ ‌​ ‌​​ ‌‍​ ‌‍​ ​‌​‍ ‌​ ‍​‌‍​‍​ ‍‌​ ‍​​‍ ‌‌‍​‍​ ‍​​ ‍​‌‍‌‍​ ​ ​ ​​​ ​​​ ‍​​ ‌​​ ​​‌‍​ ​ ‍​​‍‌‍‌ ‌​‌ ‍‌‌ ​​‌‍‌‌​ ‌‌‍​‍‌ ‌‌‌‍‍‌‌‍ ​‌‍‌​​‍‌‍‌ ​​‌‍​‌‌ ‌​‌‍‍​​ ‌‌‍‍‌​ ​‌​ ‍​‌‍ ‍‌‌ ‌‍ ​‌‍ ‌‍ ‍‌‍‌ ‌‌ ‌‍‌​‌‍‌‌‌ ​ ‌‍​ ​‍‌‌​ ‌‌‌​​‍‌‌ ‌‍‍ ‌‍‌‌‌ ‍‌​‍‌‌​ ​ ‌​‌​​‍‌‌​ ​ ‌​‌​​‍‌‌​ ​‍​ ​‍‌‍ ‍‌‍ ​​‍‌‌​ ​‍​ ​‍​‍‌‌​ ‌‌‌​‌​​‍ ‍‌ ‌‍‌‍​‌‌‍ ​‌ ‌‌‌‍‌‌​‍‌‌​ ‌‌‌​​‍‌‌ ‌‍‍ ‌‍‌‌‌ ‍‌​‍‌‌​ ​ ‌​‌​​‍‌‌​ ​ ‌​‌​​‍‌‌​ ​‍​ ​‍‌‍‌​​ ​‍‌‍​ ​ ​‍‌‍‌‍​ ​ ​ ‍‌‌‍‌‍‌‍‌​‌‍​ ​ ‍‌‌‍​‍​‍‌‌​ ​‍​ ​‍​‍‌‌​ ‌‌‌​‌​​‍ ‍‌‍​ ‌‍‍​‌‍‍‌‌‍ ​‌‍‌​‌ ​‍‌‍‌‌‌‍ ‍​‍‌‌​ ‌‌‌​​‍‌‌ ‌‍‍ ‌‍‌‌‌ ‍‌​‍‌‌​ ​ ‌​‌​​‍‌‌​ ​ ‌​‌​​‍‌‌​ ​‍​ ​‍​ ​ ​ ​ ​ ‍‌​ ‍‌​ ‌‌‌‍​ ​ ‍‌​ ‌ ​ ‍​​ ‌ ​ ​ ‌‍​ ​‍‌‌​ ​‍​ ​‍​‍‌‌​ ‌‌‌​‌​​‍ ‍‌ ‌​‌‍‌‌‌ ‍​‌ ‌​​‍‌‍‌ ​​‌‍‌‌‌ ​‍‌ ​ ‌ ​​‌‍‌‌‌‍​ ‌ ‌​‌‍‍‌‌ ‌‍‌‍‌‌​ ‌‌ ​​‌ ‌‌‌‍​‍‌‍ ​‌‍‍‌‌ ​ ‌‍‍​‌‍‌‌‌‍‌​​‍​‍‌ ‌